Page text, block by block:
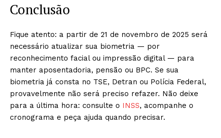
Conclusão
Fique atento: a partir de 21 de novembro de 2025 será
necessário atualizar sua biometria — por
reconhecimento facial ou impressão digital — para
manter aposentadoria, pensão ou BPC. Se sua
biometria já consta no TSE, Detran ou Polícia Federal,
provavelmente não será preciso refazer. Não deixe
para a última hora: consulte o INSS, acompanhe o
cronograma e peça ajuda quando precisar.